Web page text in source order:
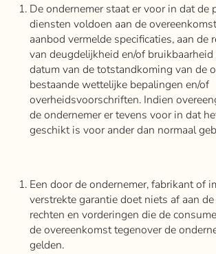
De ondernemer staat er voor in dat de
diensten voldoen aan de
aanbod vermelde specificaties, aan de
van deugdelijkheid en/of
datum van de totstandkoming van de
bestaande wettelijke bepalingen en/of
overheidsvoorschriften. Indien
de ondernemer er tevens voor in dat
geschikt is voor ander dan normaal
Een door de ondernemer, fabrikant of
verstrekte garantie doet niets af aan
rechten en vorderingen die de
de overeenkomst tegenover de
gelden.